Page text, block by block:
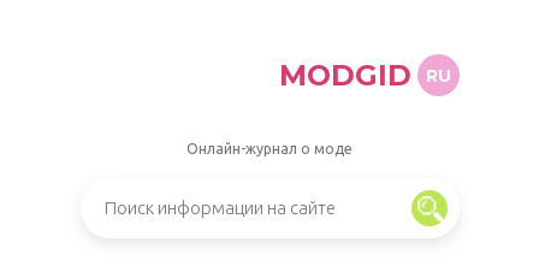
MODGID RU
Онлайн-журнал о моде